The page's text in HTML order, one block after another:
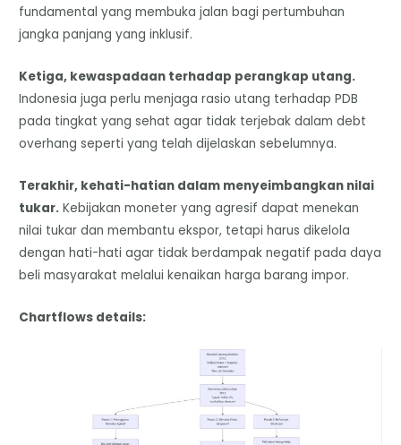
fundamental yang membuka jalan bagi pertumbuhan
jangka panjang yang inklusif.
Ketiga, kewaspadaan terhadap perangkap utang.
Indonesia juga perlu menjaga rasio utang terhadap PDB
pada tingkat yang sehat agar tidak terjebak dalam debt
overhang seperti yang telah dijelaskan sebelumnya.
Terakhir, kehati-hatian dalam menyeimbangkan nilai
tukar. Kebijakan moneter yang agresif dapat menekan
nilai tukar dan membantu ekspor, tetapi harus dikelola
dengan hati-hati agar tidak berdampak negatif pada daya
beli masyarakat melalui kenaikan harga barang impor.
Chartflows details: